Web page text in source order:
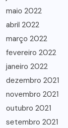
maio 2022
abril 2022
março 2022
fevereiro 2022
janeiro 2022
dezembro 2021
novembro 2021
outubro 2021
setembro 2021